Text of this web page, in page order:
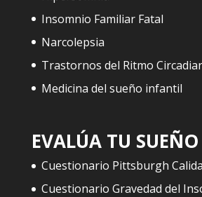
Insomnio Familiar Fatal
Narcolepsia
Trastornos del Ritmo
Medicina del sueño infantil
EVALÚA TU SUEÑO
Cuestionario Pittsburgh
Cuestionario Gravedad del